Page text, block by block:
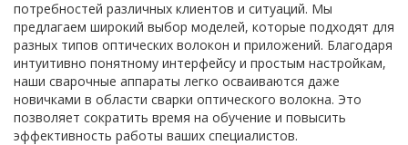
потребностей различных клиентов и ситуаций. Мы
предлагаем широкий выбор моделей, которые подходят для
разных типов оптических волокон и приложений. Благодаря
интуитивно понятному интерфейсу и простым настройкам,
наши сварочные аппараты легко осваиваются даже
новичками в области сварки оптического волокна. Это
позволяет сократить время на обучение и повысить
эффективность работы ваших специалистов.